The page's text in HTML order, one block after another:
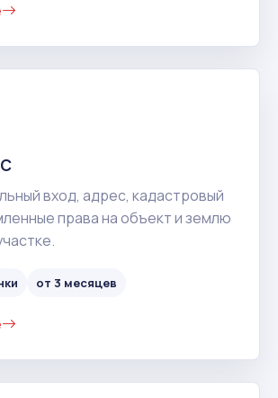
вход, адрес, кадастровый
права на объект и землю
от 3 месяцев